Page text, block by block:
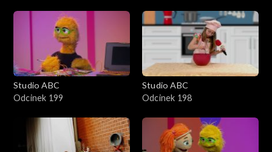
Studio ABC
Odcinek 199
Studio ABC
Odcinek 198